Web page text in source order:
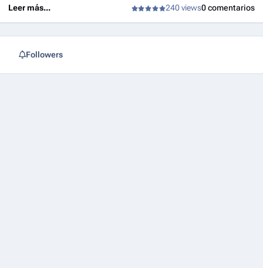
Leer más... 240 views0 comentarios
Followers